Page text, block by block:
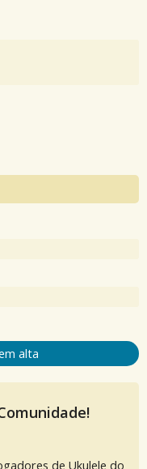
alta
de Ukulele do